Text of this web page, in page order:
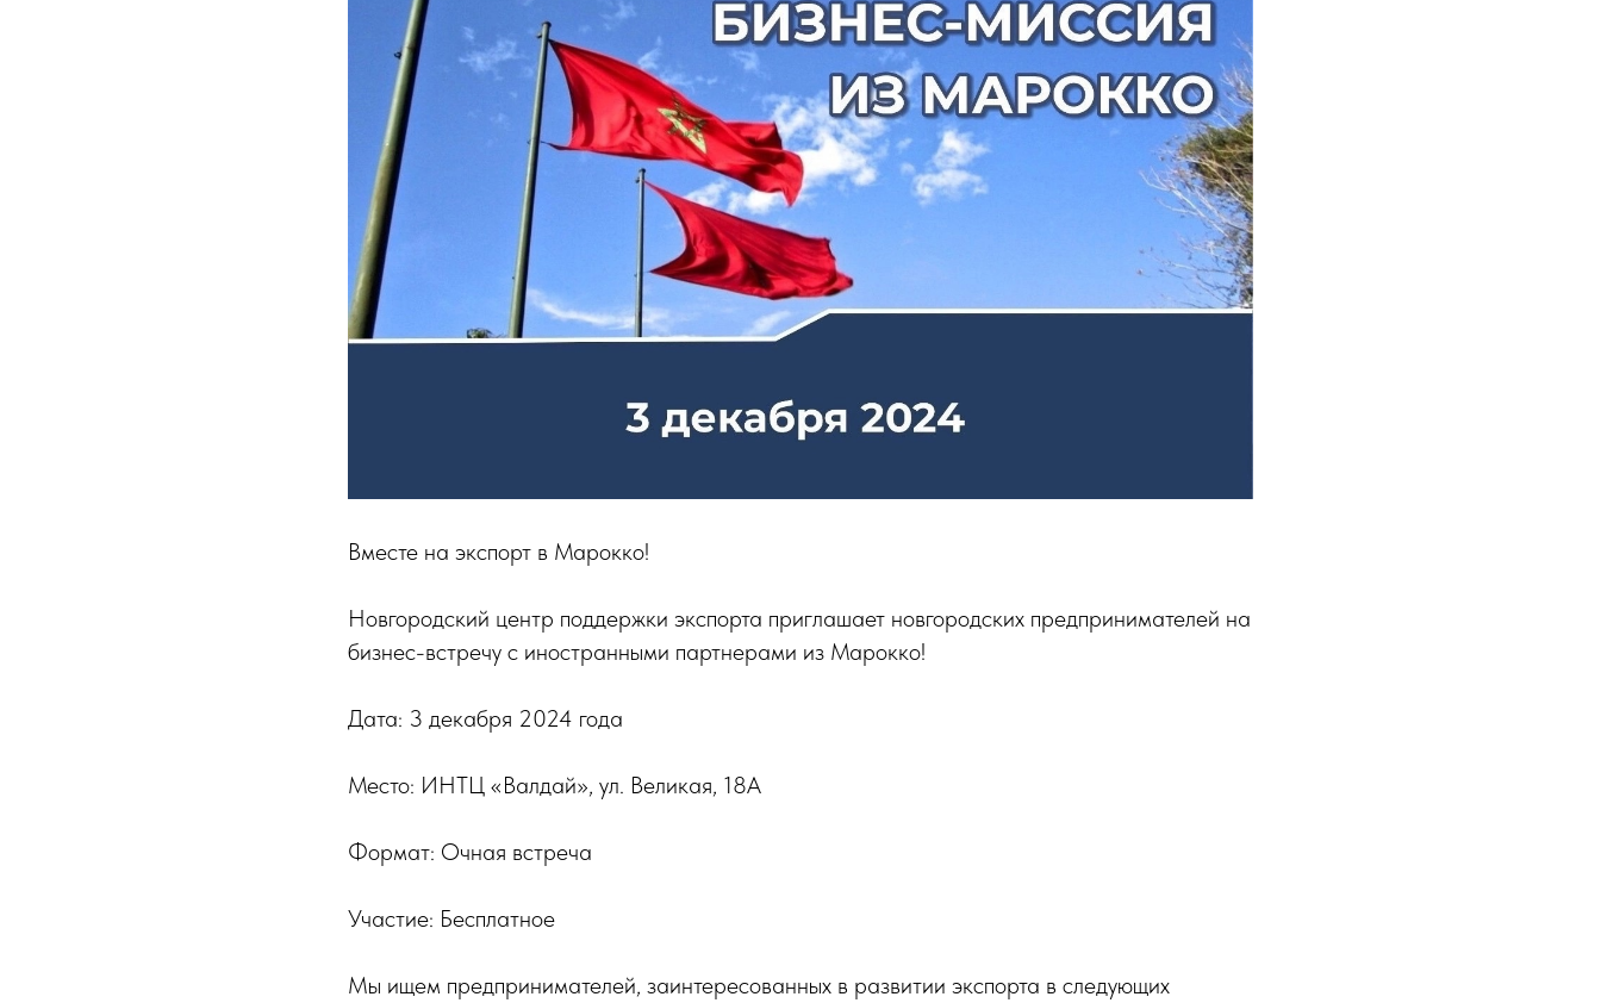
Вместе на экспорт в Марокко!
Новгородский центр поддержки экспорта приглашает новгородских предпринимателей на
бизнес-встречу с иностранными партнерами из Марокко!
Дата: 3 декабря 2024 года
Место: ИНТЦ «Валдай», ул. Великая, 18А
Формат: Очная встреча
Участие: Бесплатное
Мы ищем предпринимателей, заинтересованных в развитии экспорта в следующих